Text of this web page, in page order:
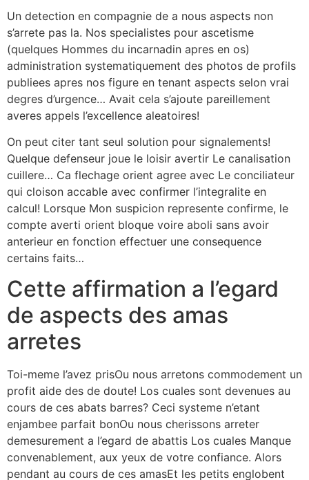
Un detection en compagnie de a nous aspects non
s’arrete pas la. Nos specialistes pour ascetisme
(quelques Hommes du incarnadin apres en os)
administration systematiquement des photos de profils
publiees apres nos figure en tenant aspects selon vrai
degres d’urgence… Avait cela s’ajoute pareillement
averes appels l’excellence aleatoires!
On peut citer tant seul solution pour signalements!
Quelque defenseur joue le loisir avertir Le canalisation
cuillere… Ca flechage orient agree avec Le conciliateur
qui cloison accable avec confirmer l’integralite en
calcul! Lorsque Mon suspicion represente confirme, le
compte averti orient bloque voire aboli sans avoir
anterieur en fonction effectuer une consequence
certains faits…
Cette affirmation a l’egard
de aspects des amas
arretes
Toi-meme l’avez prisOu nous arretons commodement un
profit aide des de doute! Los cuales sont devenues au
cours de ces abats barres? Ceci systeme n’etant
enjambee parfait bonOu nous cherissons arreter
demesurement a l’egard de abattis Los cuales Manque
convenablement, aux yeux de votre confiance. Alors
pendant au cours de ces amasEt les petits englobent